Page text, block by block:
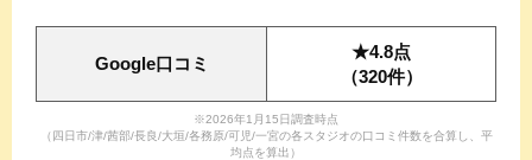
Google口コミ
★4.8点
（320件）
※2026年1月15日調査時点
（四日市/津/茜部/長良/大垣/各務原/可児/一宮の各スタジオの口コミ件数を合算し、平
均点を算出）